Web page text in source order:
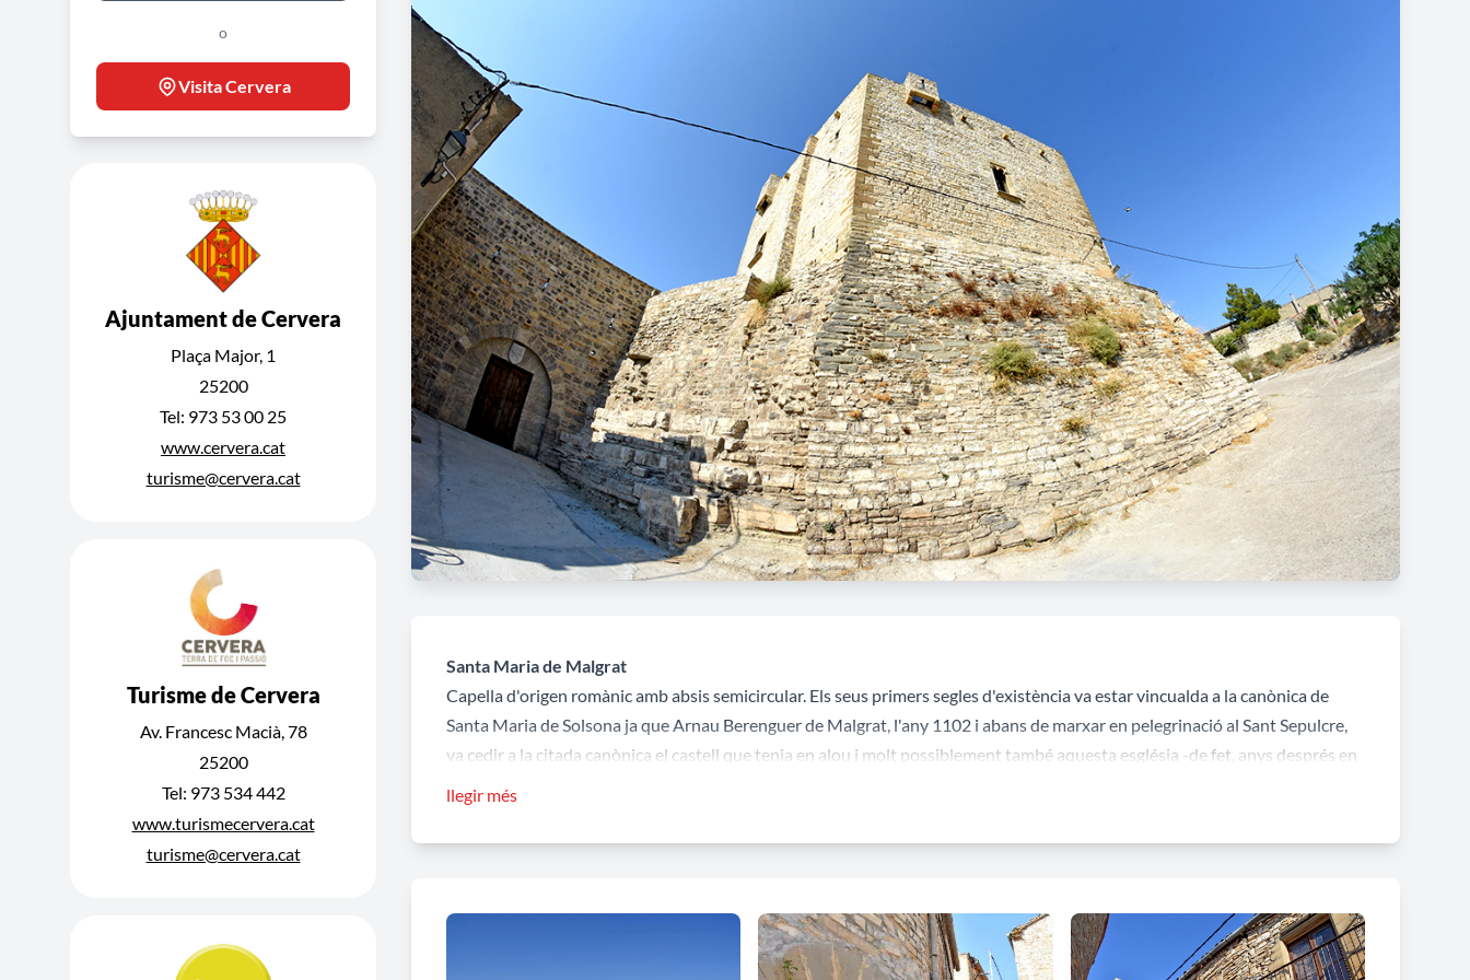
o
Visita Cervera
Ajuntament de Cervera
Plaça Major, 1
25200
Tel: 973 53 00 25
www.cervera.cat
turisme@cervera.cat
Turisme de Cervera
Av. Francesc Macià, 78
25200
Tel: 973 534 442
www.turismecervera.cat
turisme@cervera.cat
Santa Maria de Malgrat
Capella d'origen romànic amb absis semicircular. Els seus primers segles d'existència va estar vincualda a la canònica de
Santa Maria de Solsona ja que Arnau Berenguer de Malgrat, l'any 1102 i abans de marxar en pelegrinació al Sant Sepulcre,
va cedir a la citada canònica el castell que tenia en alou i molt possiblement també aquesta església -de fet, anys després en
de l'edifici.
El lloc i castell de Malgrat és esmentat a la documentació des de l'any 1078, quan es trobava dins del comtat de Berga i el
seu senyor era Joan Oromir. Va estar des del seus origens vinculat a la canònica de Solsona que va mantenir el seu domini
llegir més